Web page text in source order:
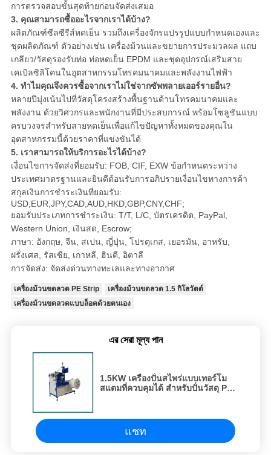
การตรวจสอบขั้นสุดท้ายก่อนจัดส่งเสมอ
3. คุณสามารถซื้ออะไรจากเราได้บ้าง?
ผลิตภัณฑ์ซีลซีรีส์หดเย็น รวมถึงเครื่องจักรแปรรูปแบบกำหนดเองและ
ชุดผลิตภัณฑ์ ตัวอย่างเช่น เครื่องม้วนและขยายการประมวลผล แถบ
เกลียว/วัสดุรองรับท่อ ท่อหดเย็น EPDM และชุดอุปกรณ์เสริมสาย
เคเบิลซิลิโคนในอุตสาหกรรมโทรคมนาคมและพลังงานไฟฟ้า
4. ทำไมคุณจึงควรซื้อจากเราไม่ใช่จากซัพพลายเออร์รายอื่น?
หลายปีมุ่งเน้นไปที่วัสดุโครงสร้างพื้นฐานด้านโทรคมนาคมและ
พลังงาน ด้วยวิศวกรและพนักงานที่มีประสบการณ์ พร้อมโซลูชันแบบ
ครบวงจรสำหรับสายหดเย็นเพื่อแก้ไขปัญหาทั้งหมดของคุณใน
อุตสาหกรรมนี้ด้วยราคาที่แข่งขันได้
5. เราสามารถให้บริการอะไรได้บ้าง?
เงื่อนไขการจัดส่งที่ยอมรับ: FOB, CIF, EXW ข้อกำหนดระหว่าง
ประเทศมาตรฐานและยินดีต้อนรับการอภิปรายเงื่อนไขทางการค้า
สกุลเงินการชำระเงินที่ยอมรับ:
USD,EUR,JPY,CAD,AUD,HKD,GBP,CNY,CHF;
ยอมรับประเภทการชำระเงิน: T/T, L/C, บัตรเครดิต, PayPal,
Western Union, เงินสด, Escrow;
ภาษา: อังกฤษ, จีน, สเปน, ญี่ปุ่น, โปรตุเกส, เยอรมัน, อาหรับ,
ฝรั่งเศส, รัสเซีย, เกาหลี, ฮินดี, อิตาลี
การจัดส่ง: จัดส่งด่วนทางทะเลและทางอากาศ
เครื่องม้วนขดลวด PE Strip
เครื่องม้วนขดลวด 1.5 กิโลวัตต์
เครื่องม้วนขดลวดแบบล็อคด้วยตนเอง
এর সেরা মূল্য পান
1.5KW เครื่องปั่นสไพร่แบบเทอร์โม
สแตมที่ควบคุมได้ สําหรับปั่นวัสดุ PP
แชท